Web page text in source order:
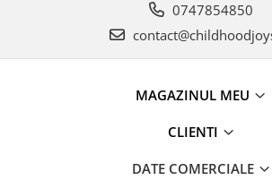
0747854850
MAGAZINUL MEU
CLIENTI
DATE COMERCIALE